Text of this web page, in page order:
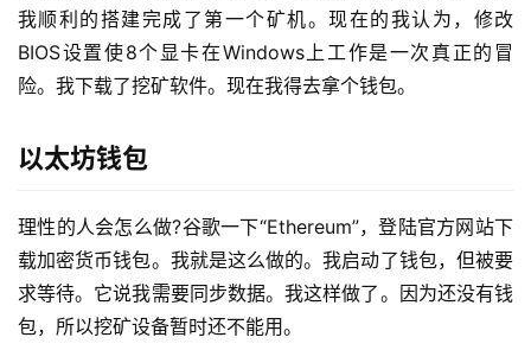
我顺利的搭建完成了第一个矿机。现在的我认为，修改
BIOS设置使8个显卡在Windows上工作是一次真正的冒
险。我下载了挖矿软件。现在我得去拿个钱包。
以太坊钱包
理性的人会怎么做?谷歌一下“Ethereum”，登陆官方网站下
载加密货币钱包。我就是这么做的。我启动了钱包，但被要
求等待。它说我需要同步数据。我这样做了。因为还没有钱
包，所以挖矿设备暂时还不能用。